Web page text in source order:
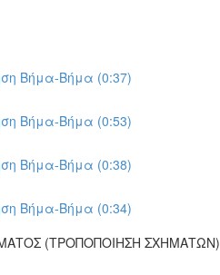
Βήμα-Βήμα (0:37)
Βήμα-Βήμα (0:53)
Βήμα-Βήμα (0:38)
Βήμα-Βήμα (0:34)
(ΤΡΟΠΟΠΟΙΗΣΗ ΣΧΗΜΑΤΩΝ)